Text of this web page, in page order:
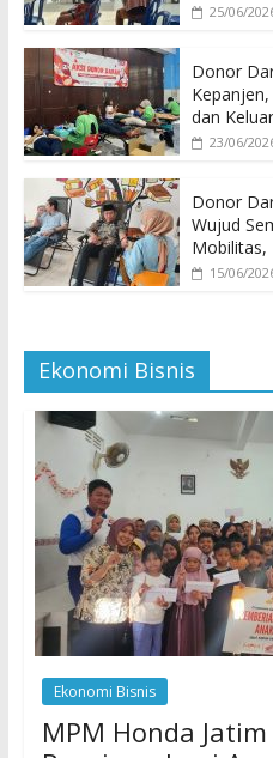
25/06/
Donor
dan
23/06/
Donor
Wujud
Mobilitas,
15/06/
Ekonomi Bisnis
Ekonomi Bisnis
MPM Honda